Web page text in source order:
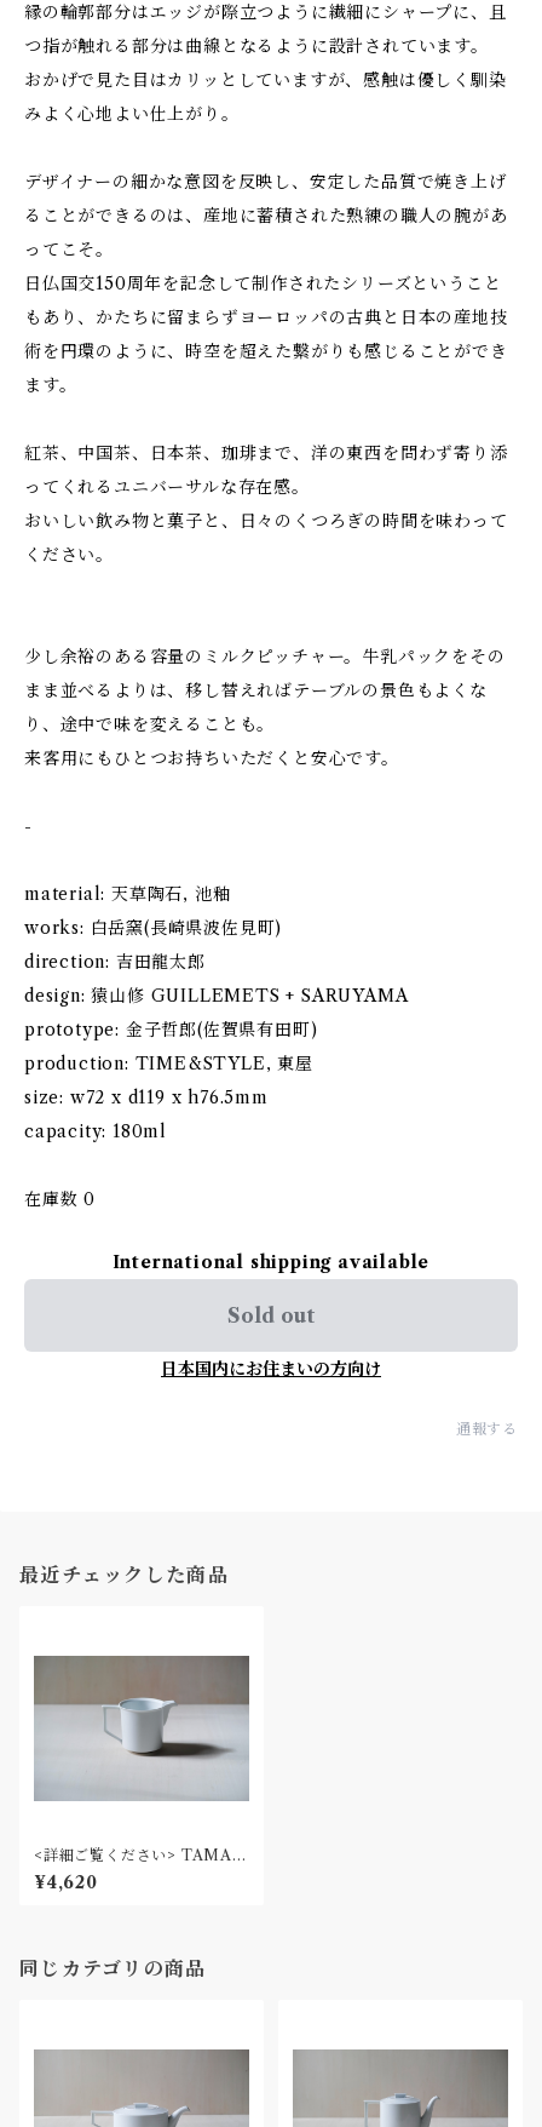
縁の輪郭部分はエッジが際立つように繊細にシャープに、且
つ指が触れる部分は曲線となるように設計されています。
おかげで見た目はカリッとしていますが、感触は優しく馴染
みよく心地よい仕上がり。
デザイナーの細かな意図を反映し、安定した品質で焼き上げ
ることができるのは、産地に蓄積された熟練の職人の腕があ
ってこそ。
日仏国交150周年を記念して制作されたシリーズということ
もあり、かたちに留まらずヨーロッパの古典と日本の産地技
術を円環のように、時空を超えた繋がりも感じることができ
ます。
紅茶、中国茶、日本茶、珈琲まで、洋の東西を問わず寄り添
ってくれるユニバーサルな存在感。
おいしい飲み物と菓子と、日々のくつろぎの時間を味わって
ください。
少し余裕のある容量のミルクピッチャー。牛乳パックをその
まま並べるよりは、移し替えればテーブルの景色もよくな
り、途中で味を変えることも。
来客用にもひとつお持ちいただくと安心です。
-
material: 天草陶石, 池釉
works: 白岳窯(長崎県波佐見町)
direction: 吉田龍太郎
design: 猿山修 GUILLEMETS + SARUYAMA
prototype: 金子哲郎(佐賀県有田町)
production: TIME&STYLE, 東屋
size: w72 x d119 x h76.5mm
capacity: 180ml
在庫数 0
International shipping available
Sold out
日本国内にお住まいの方向け
通報する
最近チェックした商品
<詳細ご覧ください> TAMAK
I / ミルクピッチャー
¥4,620
同じカテゴリの商品